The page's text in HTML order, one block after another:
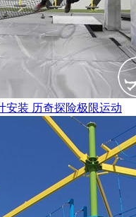
安装 历奇探险极限运动